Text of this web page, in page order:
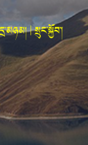
| སྲུང་སྐྱོབ་།